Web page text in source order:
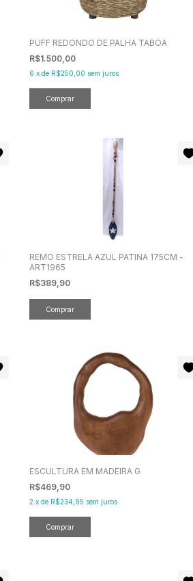
PUFF REDONDO DE PALHA TABOA
R$1.500,00
6 x de R$250,00 sem juros
REMO ESTRELA AZUL PATINA 175CM -
ART1965
R$389,90
ESCULTURA EM MADEIRA G
R$469,90
2 x de R$234,95 sem juros